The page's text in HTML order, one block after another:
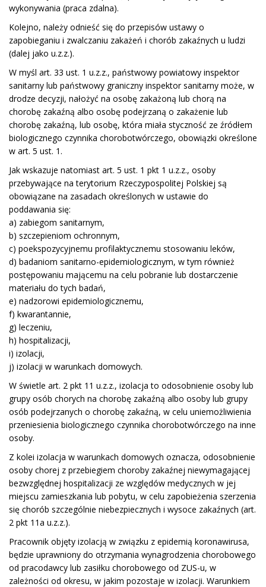
wykonywania (praca zdalna).
Kolejno, należy odnieść się do przepisów ustawy o
zapobieganiu i zwalczaniu zakażeń i chorób zakaźnych u ludzi
(dalej jako u.z.z.).
W myśl art. 33 ust. 1 u.z.z., państwowy powiatowy inspektor
sanitarny lub państwowy graniczny inspektor sanitarny może, w
drodze decyzji, nałożyć na osobę zakażoną lub chorą na
chorobę zakaźną albo osobę podejrzaną o zakażenie lub
chorobę zakaźną, lub osobę, która miała styczność ze źródłem
biologicznego czynnika chorobotwórczego, obowiązki określone
w art. 5 ust. 1.
Jak wskazuje natomiast art. 5 ust. 1 pkt 1 u.z.z., osoby
przebywające na terytorium Rzeczypospolitej Polskiej są
obowiązane na zasadach określonych w ustawie do
poddawania się:
a) zabiegom sanitarnym,
b) szczepieniom ochronnym,
c) poekspozycyjnemu profilaktycznemu stosowaniu leków,
d) badaniom sanitarno-epidemiologicznym, w tym również
postępowaniu mającemu na celu pobranie lub dostarczenie
materiału do tych badań,
e) nadzorowi epidemiologicznemu,
f) kwarantannie,
g) leczeniu,
h) hospitalizacji,
i) izolacji,
j) izolacji w warunkach domowych.
W świetle art. 2 pkt 11 u.z.z., izolacja to odosobnienie osoby lub
grupy osób chorych na chorobę zakaźną albo osoby lub grupy
osób podejrzanych o chorobę zakaźną, w celu uniemożliwienia
przeniesienia biologicznego czynnika chorobotwórczego na inne
osoby.
Z kolei izolacja w warunkach domowych oznacza, odosobnienie
osoby chorej z przebiegiem choroby zakaźnej niewymagającej
bezwzględnej hospitalizacji ze względów medycznych w jej
miejscu zamieszkania lub pobytu, w celu zapobieżenia szerzenia
się chorób szczególnie niebezpiecznych i wysoce zakaźnych (art.
2 pkt 11a u.z.z.).
Pracownik objęty izolacją w związku z epidemią koronawirusa,
będzie uprawniony do otrzymania wynagrodzenia chorobowego
od pracodawcy lub zasiłku chorobowego od ZUS-u, w
zależności od okresu, w jakim pozostaje w izolacji. Warunkiem